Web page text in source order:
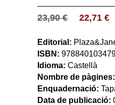
23,90€ 22,71 €
Editorial:
ISBN:
Idioma: Castellà
Nombre de pàgines:
Enquadernació:
Data de publicació: